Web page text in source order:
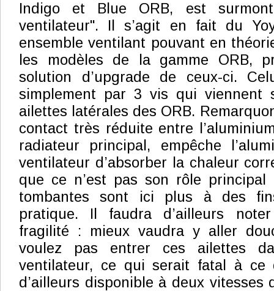
Indigo et Blue ORB, est
ventilateur". Il s’agit en fait du
ensemble ventilant pouvant en
les modèles de la gamme ORB,
solution d’upgrade de ceux-ci.
simplement par 3 vis qui viennent
ailettes latérales des ORB.
contact très réduite entre
radiateur principal, empêche
ventilateur d’absorber la chaleur
que ce n’est pas son rôle
tombantes sont ici plus à des
pratique. Il faudra d’ailleurs
fragilité : mieux vaudra y aller
voulez pas entrer ces ailettes
ventilateur, ce qui serait fatal à ce
d’ailleurs disponible à deux vitesses